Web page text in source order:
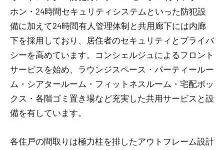
ホン・24時間セキュリティシステムといった防犯設
備に加えて24時間有人管理体制と共用廊下には内廊
下を採用しており、居住者のセキュリティとプライバ
シーを高めています。コンシェルジュによるフロント
サービスを始め、ラウンジスペース・パーティールー
ム・シアタールーム・フィットネスルーム・宅配ボッ
クス・各階ゴミ置き場など充実した共用サービスと設
備を有しています。
各住戸の間取りは極力柱を排したアウトフレーム設計